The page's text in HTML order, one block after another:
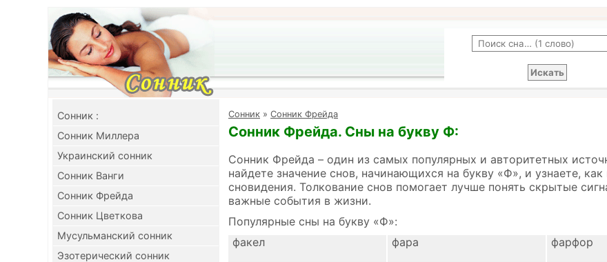
Cонник :
Сонник Миллера
Украинский сонник
Сонник Ванги
Сонник Фрейда
Сонник Цветкова
Мусульманский сонник
Эзотерический сонник
Cонник » Сонник Фрейда
Сонник Фрейда. Сны на букву Ф:
Сонник Фрейда – один из самых популярных и авторитетных
найдете значение снов, начинающихся на букву «Ф», и узнаете,
сновидения. Толкование снов помогает лучше понять скрытые
важные события в жизни.
Популярные сны на букву «Ф»:
факел
фара фарфор